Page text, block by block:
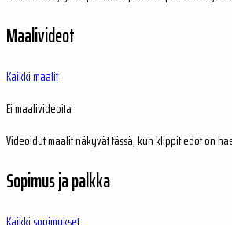
Maalivideot
Kaikki maalit
Ei maalivideoita
Videoidut maalit näkyvät tässä, kun klippitiedot on
Sopimus ja palkka